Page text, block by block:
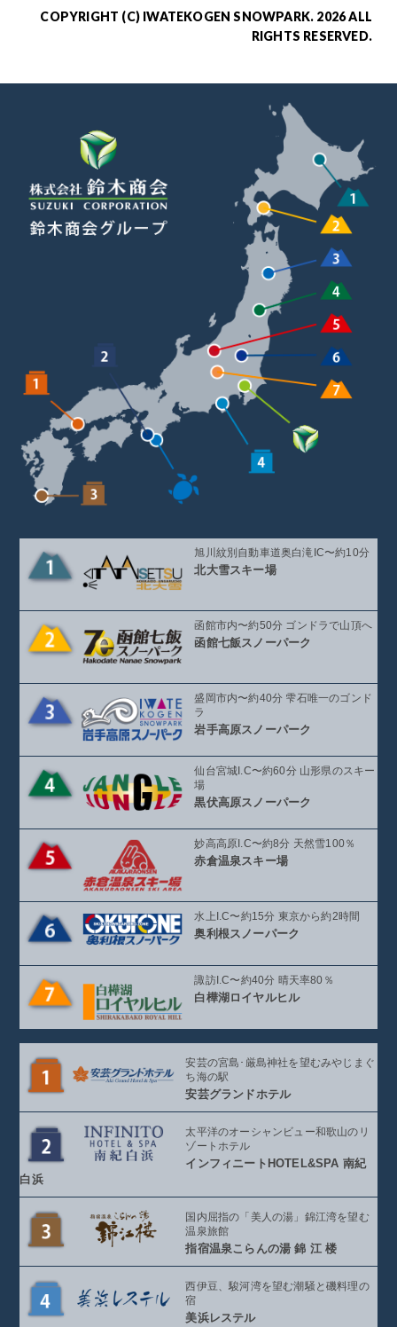
COPYRIGHT (C) IWATEKOGEN SNOWPARK. 2026 ALL
RIGHTS RESERVED.
旭川紋別自動車道奥白滝IC〜約10分
北大雪スキー場
函館市内〜約50分 ゴンドラで山頂へ
函館七飯スノーパーク
盛岡市内〜約40分 雫石唯一のゴンド
ラ
岩手高原スノーパーク
仙台宮城I.C〜約60分 山形県のスキー
場
黒伏高原スノーパーク
妙高高原I.C〜約8分 天然雪100％
赤倉温泉スキー場
水上I.C〜約15分 東京から約2時間
奥利根スノーパーク
諏訪I.C〜約40分 晴天率80％
白樺湖ロイヤルヒル
安芸の宮島･厳島神社を望むみやじまぐ
ち海の駅
安芸グランドホテル
太平洋のオーシャンビュー和歌山のリ
ゾートホテル
インフィニート HOTEL&SPA 南紀
白浜
国内屈指の「美人の湯」 錦江湾を望む
温泉旅館
指宿温泉こらんの湯錦 江 楼
西伊豆、駿河湾を望む潮騒と磯料理の
宿
美浜レステル